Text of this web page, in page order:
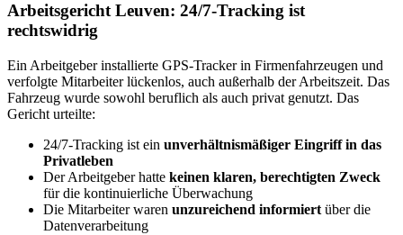
Arbeitsgericht Leuven: 24/7-Tracking ist
rechtswidrig
Ein Arbeitgeber installierte GPS-Tracker in Firmenfahrzeugen und
verfolgte Mitarbeiter lückenlos, auch außerhalb der Arbeitszeit. Das
Fahrzeug wurde sowohl beruflich als auch privat genutzt. Das
Gericht urteilte:
24/7-Tracking ist ein unverhältnismäßiger Eingriff in das
Privatleben
Der Arbeitgeber hatte keinen klaren, berechtigten Zweck
für die kontinuierliche Überwachung
Die Mitarbeiter waren unzureichend informiert über die
Datenverarbeitung